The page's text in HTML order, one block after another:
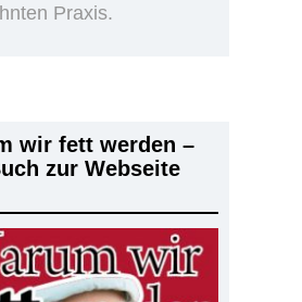
Praxis.
wir fett werden –
zur Webseite